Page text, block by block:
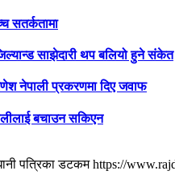
सतर्कतामा
साझेदारी थप बलियो हुने संकेत
नेपाली प्रकरणमा दिए जवाफ
बचाउन सकिएन
पत्रिका डटकम https://